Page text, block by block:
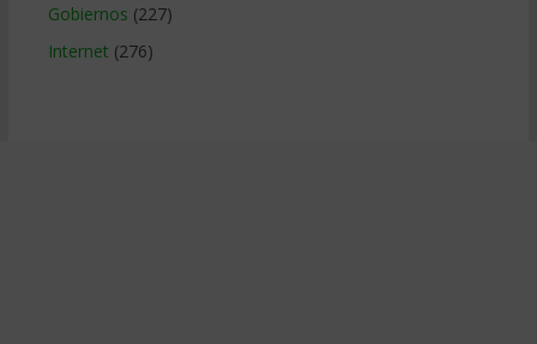
Gobiernos (227)
Internet (276)